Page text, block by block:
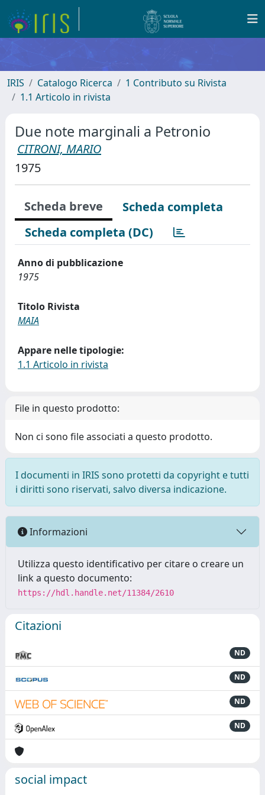
IRIS Catalogo Ricerca
1 Contributo su Rivista
1.1 Articolo in rivista
Due note marginali a Petronio
CITRONI, MARIO
1975
Scheda breve
Scheda completa
Scheda completa (DC)
Anno di pubblicazione
1975
Titolo Rivista
MAIA
Appare nelle tipologie:
1.1 Articolo in rivista
File in questo prodotto:
Non ci sono file associati a questo prodotto.
I documenti in IRIS sono protetti da copyright e tutti
i diritti sono riservati, salvo diversa indicazione.
Informazioni
Utilizza questo identificativo per citare o creare un
link a questo documento:
https://hdl.handle.net/11384/2610
Citazioni
ND
ND
ND
ND
social impact